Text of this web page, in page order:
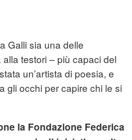
Galli sia una delle
alla testori – più capaci del
un’artista di poesia, e
gli occhi per capire chi le si
la Fondazione Federica